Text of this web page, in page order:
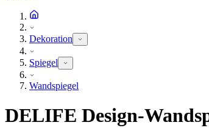
Dekoration
Spiegel
Wandspiegel
DELIFE Design-